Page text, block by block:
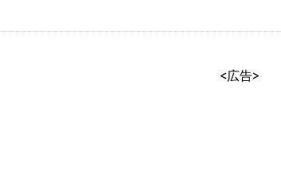
<広告>